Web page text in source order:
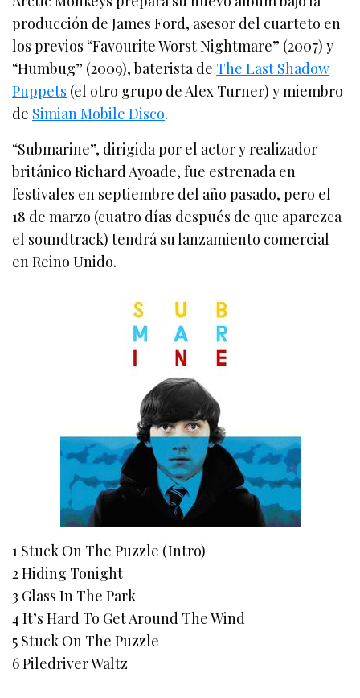
producción de James Ford, asesor del cuarteto en
los previos “Favourite Worst Nightmare” (2007) y
“Humbug” (2009), baterista de The Last Shadow
Puppets (el otro grupo de Alex Turner) y miembro
de Simian Mobile Disco.
“Submarine”, dirigida por el actor y realizador
británico Richard Ayoade, fue estrenada en
festivales en septiembre del año pasado, pero el
18 de marzo (cuatro días después de que aparezca
el soundtrack) tendrá su lanzamiento comercial
en Reino Unido.
1 Stuck On The Puzzle (Intro)
2 Hiding Tonight
3 Glass In The Park
4 It’s Hard To Get Around The Wind
5 Stuck On The Puzzle
6 Piledriver Waltz